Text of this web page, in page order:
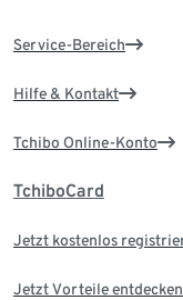
Service-Bereich
Hilfe & Kontakt
Tchibo Online-Konto
TchiboCard
Jetzt kostenlos
Jetzt Vorteile entdecken